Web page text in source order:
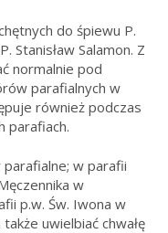
do śpiewu P.
Stanisław Salamon. Z
normalnie pod
parafialnych w
również podczas
parafiach.
w parafii
w
p.w. Św. Iwona w
uwielbiać chwałę